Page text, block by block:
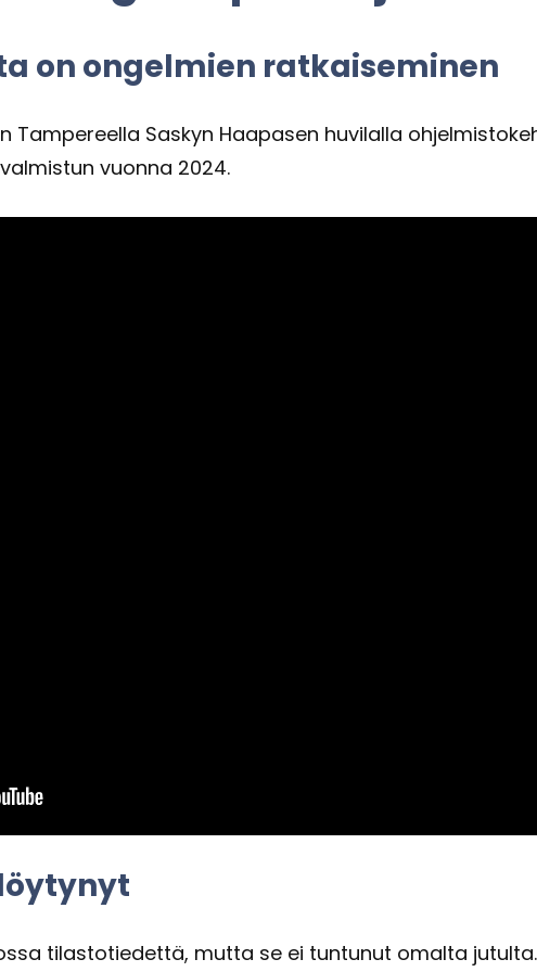
on on­gel­mien rat­kai­se­mi­nen
Tam­pe­reel­la Sas­kyn Haa­pa­sen hu­vi­lal­la
vuon­na 2024.
ti­las­to­tie­det­tä, mutta se ei tun­tu­nut omal­ta